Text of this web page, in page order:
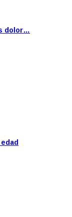
dolor…